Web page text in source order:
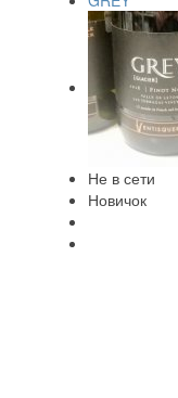
Не в сети
Новичок